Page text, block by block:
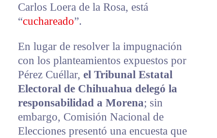
Carlos Loera de la Rosa, está
“cuchareado”.
En lugar de resolver la impugnación
con los planteamientos expuestos por
Pérez Cuéllar, el Tribunal Estatal
Electoral de Chihuahua delegó la
responsabilidad a Morena; sin
embargo, Comisión Nacional de
Elecciones presentó una encuesta que